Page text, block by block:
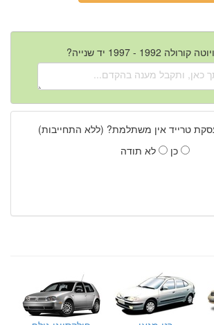
- 1997 יד שנייה?
עסקת טרייד אין משתלמת? (ללא התחייבות)
כן
לא תודה